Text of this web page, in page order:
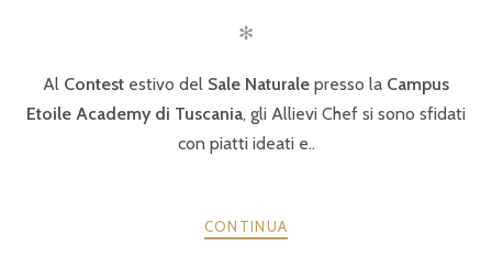
✻
Al Contest estivo del Sale Naturale presso la Campus
Etoile Academy di Tuscania, gli Allievi Chef si sono sfidati
con piatti ideati e..
CONTINUA